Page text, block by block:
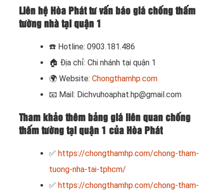
Liên hệ Hòa Phát tư vấn báo giá chống thấm
tường nhà tại quận 1
☎️ Hotline: 0903.181.486
🏠 Địa chỉ: Chi nhánh tại quận 1
🌍 Website: Chongthamhp.com
📧 Mail: Dichvuhoaphat.hp@gmail.com
Tham khảo thêm bảng giá liên quan chống
thấm tường tại quận 1 của Hòa Phát
✅ https://chongthamhp.com/chong-tham-
tuong-nha-tai-tphcm/
✅ https://chongthamhp.com/chong-tham-